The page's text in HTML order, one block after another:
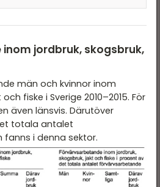
2)
kungsörnar: 503 (från
= 0,82\; (82\%)\)
jordbruk, skogsbruk,
män och kvinnor inom
fiske i Sverige 2010–2015. För
även länsvis. Därutöver
totala antalet
i denna sektor.